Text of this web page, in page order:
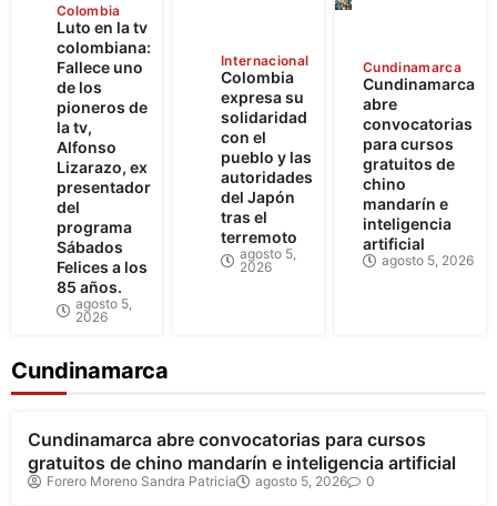
Colombia
Luto en la tv
colombiana:
Fallece uno
de los
pioneros de
la tv,
Alfonso
Lizarazo, ex
presentador
del
programa
Sábados
Felices a los
85 años.
agosto 5,
2026
Internacional
Colombia
expresa su
solidaridad
con el
pueblo y las
autoridades
del Japón
tras el
terremoto
agosto 5,
2026
Cundinamarca
Cundinamarca
abre
convocatorias
para cursos
gratuitos de
chino
mandarín e
inteligencia
artificial
agosto 5, 2026
Cundinamarca
Cundinamarca
Cundinamarca abre convocatorias para cursos
gratuitos de chino mandarín e inteligencia artificial
Forero Moreno Sandra Patricia agosto 5, 2026 0
Cundinamarca